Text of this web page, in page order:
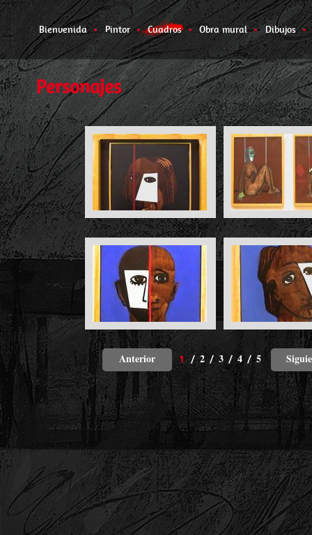
Bienvenida Pintor Cuadros Obra mural Dibujos
Personajes
Anterior 1 / 2 / 3 / 4 / 5